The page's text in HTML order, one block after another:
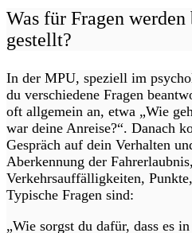
Was für Fragen
gestellt?
In der MPU, speziell im
du verschiedene Fragen
oft allgemein an, etwa „Wie
war deine Anreise?“. Danach
Gespräch auf dein Verhalten
Aberkennung der
Verkehrsauffälligkeiten,
Typische Fragen sind:
„Wie sorgst du dafür, dass es